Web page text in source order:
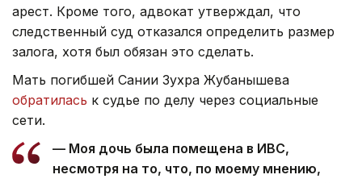
арест. Кроме того, адвокат утверждал, что
следственный суд отказался определить размер
залога, хотя был обязан это сделать.
Мать погибшей Сании Зухра Жубанышева
обратилась к судье по делу через социальные
сети.
— Моя дочь была помещена в ИВС,
несмотря на то, что, по моему мнению,